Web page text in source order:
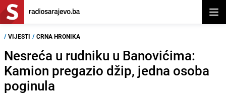
/ VIJESTI / CRNA HRONIKA
Nesreća u rudniku u Banovićima:
Kamion pregazio džip, jedna osoba
poginula